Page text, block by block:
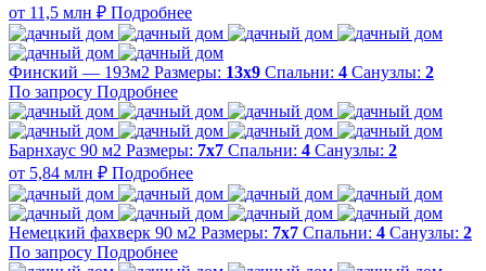
от 11,5 млн ₽ Подробнее
Финский — 193м2 Размеры: 13х9 Спальни: 4 Санузлы: 2
По запросу Подробнее
Барнхаус 90 м2 Размеры: 7x7 Спальни: 4 Санузлы: 2
от 5,84 млн ₽ Подробнее
Немецкий фахверк 90 м2 Размеры: 7x7 Спальни: 4 Санузлы: 2
По запросу Подробнее